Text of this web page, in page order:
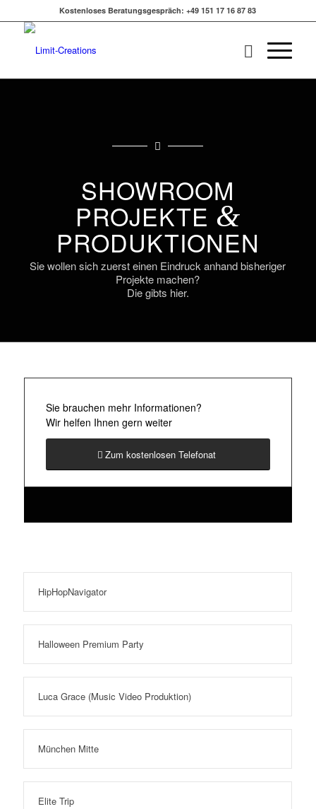
Kostenloses Beratungsgespräch: +49 151 17 16 87 83
SHOWROOM
PROJEKTE &
PRODUKTIONEN
Sie wollen sich zuerst einen Eindruck anhand bisheriger
Projekte machen?
Die gibts hier.
Sie brauchen mehr Informationen?
Wir helfen Ihnen gern weiter
Zum kostenlosen Telefonat
HipHopNavigator
Halloween Premium Party
Luca Grace (Music Video Produktion)
München Mitte
Elite Trip